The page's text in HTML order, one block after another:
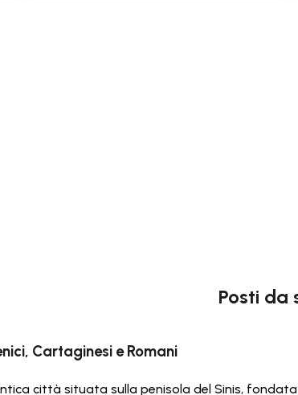
Posti da
Cartaginesi e Romani
città situata sulla penisola del Sinis,